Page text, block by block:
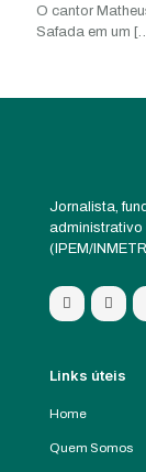
O cantor
Safada em um
Jornalista,
administrativo
(IPEM/
Links úteis
Home
Quem Somos